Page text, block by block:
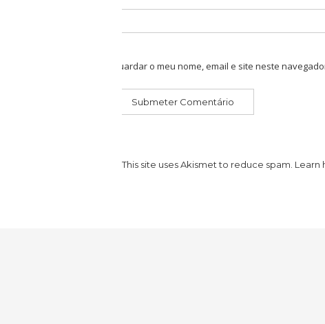
Guardar o meu nome, email e site neste
This site uses Akismet to reduce spam. Learn